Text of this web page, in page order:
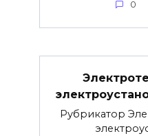
0
Рубрикатор